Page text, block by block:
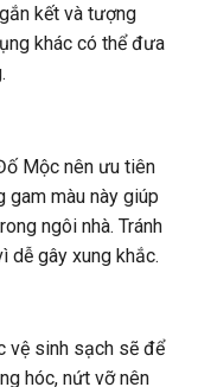
kết và tượng
khác có thể đưa
Mộc nên ưu tiên
gam màu này giúp
ngôi nhà. Tránh
dễ gây xung khắc.
vệ sinh sạch sẽ để
hóc, nứt vỡ nên